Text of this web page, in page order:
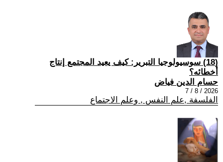
(18) سوسيولوجيا التبرير: كيف يعيد المجتمع إنتاج
أخطائه؟
حسام الدين فياض
2026 / 8 / 7
الفلسفة ,علم النفس , وعلم الاجتماع